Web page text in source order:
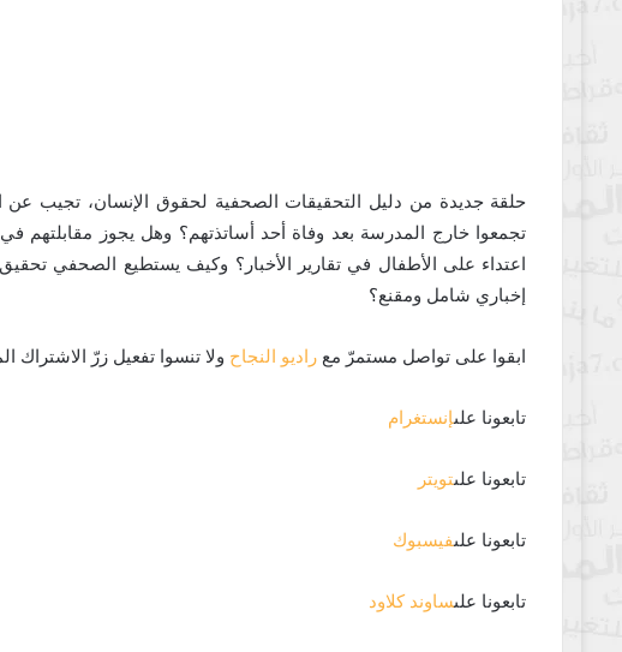
حلقة جديدة من دليل التحقيقات الصحفية لحقوق الإنسان، تجيب عن
تجمعوا خارج المدرسة بعد وفاة أحد أساتذتهم؟ وهل يجوز
اعتداء على الأطفال في تقارير الأخبار؟ وكيف يستطيع الصحفي
إخباري شامل ومقنع؟
ابقوا على تواصل مستمرّ مع راديو النجاح ولا تنسوا تفعيل زرّ الاشتراك
تابعونا علىإنستغرام
تابعونا علىتويتر
تابعونا علىفيسبوك
تابعونا علىساوند كلاود